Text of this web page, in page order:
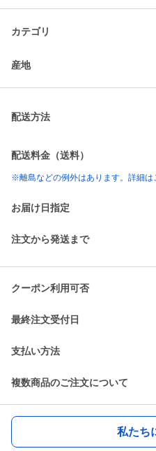
カテゴリ
産地
配送方法
配送料金（送料）
※離島などの例外はあります。詳細は
お届け日指定
注文から発送まで
クーポン利用可否
最終注文受付日
支払い方法
複数商品のご注文について
私たち